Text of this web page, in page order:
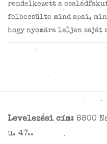
rendelkezett a
felbecsülte mind apai,
hogy nyomára leljen saját
Levelezési cím: 8800
u. 47..